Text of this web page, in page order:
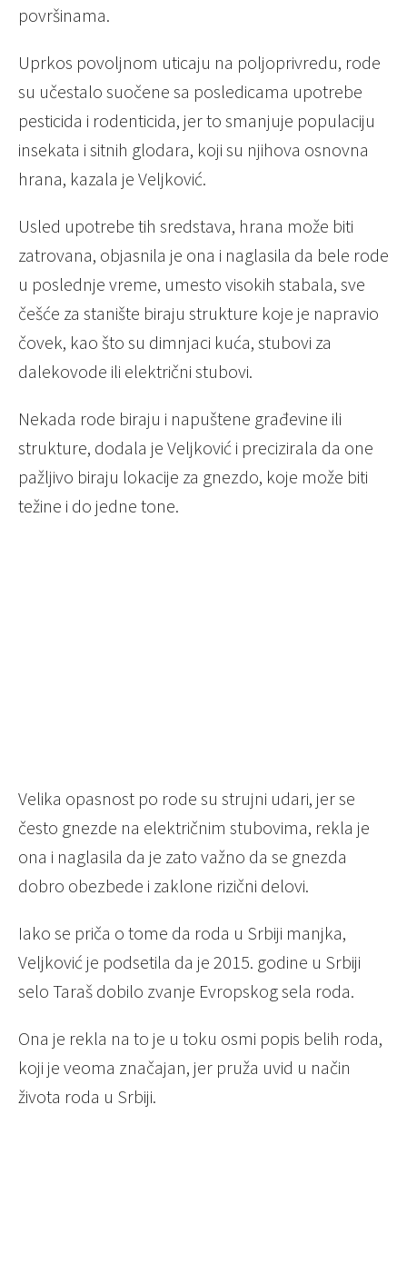
površinama.
Uprkos povoljnom uticaju na poljoprivredu, rode
su učestalo suočene sa posledicama upotrebe
pesticida i rodenticida, jer to smanjuje populaciju
insekata i sitnih glodara, koji su njihova osnovna
hrana, kazala je Veljković.
Usled upotrebe tih sredstava, hrana može biti
zatrovana, objasnila je ona i naglasila da bele rode
u poslednje vreme, umesto visokih stabala, sve
češće za stanište biraju strukture koje je napravio
čovek, kao što su dimnjaci kuća, stubovi za
dalekovode ili električni stubovi.
Nekada rode biraju i napuštene građevine ili
strukture, dodala je Veljković i precizirala da one
pažljivo biraju lokacije za gnezdo, koje može biti
težine i do jedne tone.
Velika opasnost po rode su strujni udari, jer se
često gnezde na električnim stubovima, rekla je
ona i naglasila da je zato važno da se gnezda
dobro obezbede i zaklone rizični delovi.
Iako se priča o tome da roda u Srbiji manjka,
Veljković je podsetila da je 2015. godine u Srbiji
selo Taraš dobilo zvanje Evropskog sela roda.
Ona je rekla na to je u toku osmi popis belih roda,
koji je veoma značajan, jer pruža uvid u način
života roda u Srbiji.